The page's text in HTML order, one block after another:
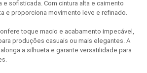
e sofisticada. Com cintura alta e caimento
e proporciona movimento leve e refinado.
toque macio e acabamento impecável,
produções casuais ou mais elegantes. A
a silhueta e garante versatilidade para